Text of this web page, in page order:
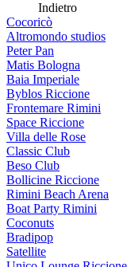
Indietro
Cocoricò
Altromondo studios
Peter Pan
Matis Bologna
Baia Imperiale
Byblos Riccione
Frontemare Rimini
Space Riccione
Villa delle Rose
Classic Club
Beso Club
Bollicine Riccione
Rimini Beach Arena
Boat Party Rimini
Coconuts
Bradipop
Satellite